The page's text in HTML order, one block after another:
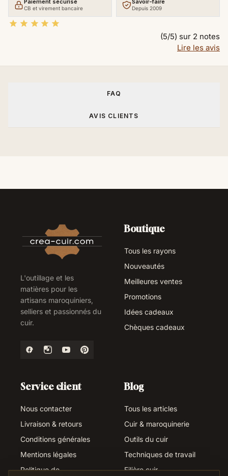
Paiement sécurisé
CB et virement bancaire
Savoir-faire
Depuis 2009
    
(5/5) sur 2 notes
Lire les avis
FAQ
AVIS CLIENTS
L'outillage et les
matières pour les
artisans maroquiniers,
selliers et passionnés du
cuir.
Boutique
Tous les rayons
Nouveautés
Meilleures ventes
Promotions
Idées cadeaux
Chèques cadeaux
Service client
Nous contacter
Livraison & retours
Conditions générales
Mentions légales
Politique de
Blog
Tous les articles
Cuir & maroquinerie
Outils du cuir
Techniques de travail
Filière cuir